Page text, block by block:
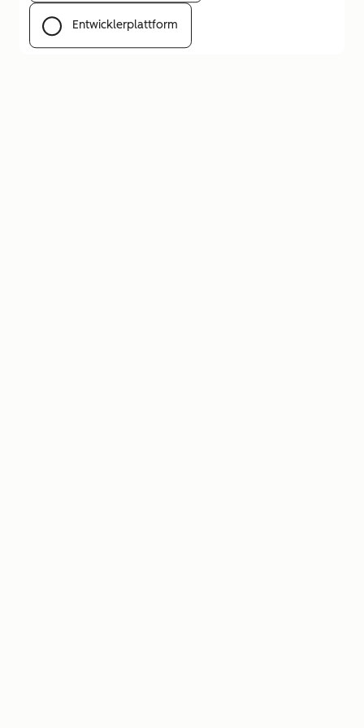
Entwicklerplattform